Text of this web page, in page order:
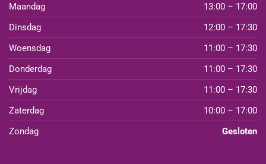
Maandag
13:00 – 17:00
Dinsdag
12:00 – 17:30
Woensdag
11:00 – 17:30
Donderdag
11:00 – 17:30
Vrijdag
11:00 – 17:30
Zaterdag
10:00 – 17:00
Zondag
Gesloten